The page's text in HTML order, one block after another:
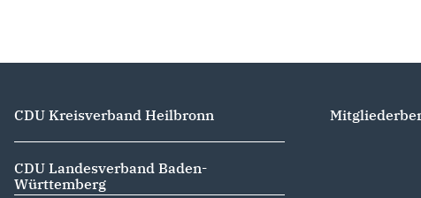
CDU Kreisverband Heilbronn
CDU Landesverband Baden-
Württemberg